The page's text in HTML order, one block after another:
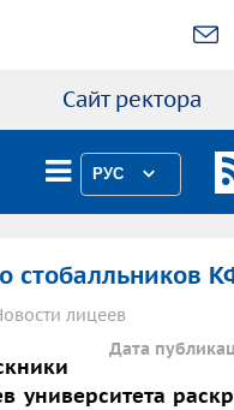
Сайт ректора
РУС
стобалльников
лицеев
Дата
университета